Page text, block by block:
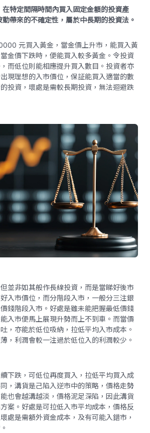
在特定間隔時間內買入固定金額的投資產
帶來的不確定性，屬於中長期的投資法。
元買入黃金，當金價上升市，能買入黃
金價下跌時，便能買入較多黃金。令投資
而低位則能相應提升買入數目。投資者亦
現理想的入市價位，保証能買入適當的數
投資，壞處是需較長期投資，無法迴避跌
並非如其般作長線投資，而是當睇好後市
入市價位，而分階段入市，一般分三注銀
錢階段入市。好處是雖未能把握最低價錢
入市便馬上展現升勢而上不到車。而當價
，亦能於低位吸納，拉低平均入市成本。
，利潤會較一注過於低位入的利潤較少。
下跌，可低位再度買入，拉低平均買入成
，溝貨是己陷入逆市中的策略，價格走勢
也會越溝越淡，價格泥足深陷，因此溝貨
案。好處是可拉低入市平均成本，價格反
處是需額外資金成本，及有可能入錯市，